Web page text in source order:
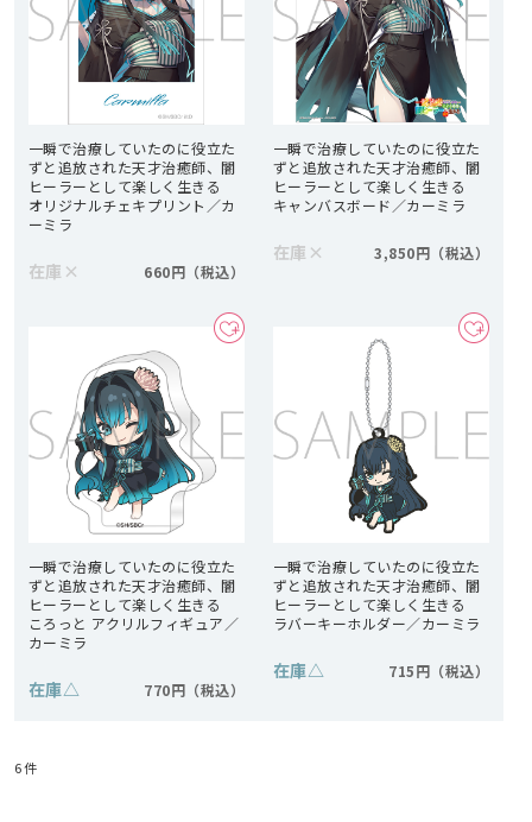
一瞬で治療していたのに役立た
ずと追放された天才治癒師、闇
ヒーラーとして楽しく生きる
オリジナルチェキプリント／カ
ーミラ
在庫 × 660円
一瞬で治療していたのに役立た
ずと追放された天才治癒師、闇
ヒーラーとして楽しく生きる
キャンバスボード／カーミラ
在庫 × 3,850円
一瞬で治療していたのに役立た
ずと追放された天才治癒師、闇
ヒーラーとして楽しく生きる
ころっと アクリルフィギュア／
カーミラ
在庫△ 770円
一瞬で治療していたのに役立た
ずと追放された天才治癒師、闇
ヒーラーとして楽しく生きる
ラバーキーホルダー／カーミラ
在庫△ 715円
6件